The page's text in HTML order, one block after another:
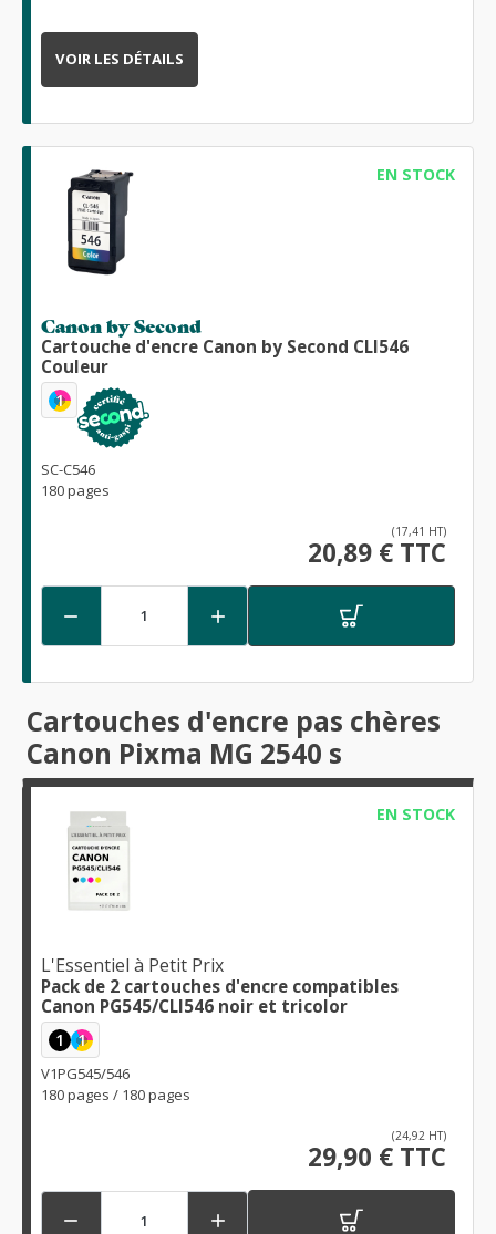
VOIR LES DÉTAILS
EN STOCK
Canon by Second
Cartouche d'encre Canon by Second CLI546
Couleur
1
SC-C546
180 pages
(17,41 HT)
20,89 € TTC
 
Cartouches d'encre pas chères
Canon Pixma MG 2540 s
EN STOCK
L'Essentiel à Petit Prix
Pack de 2 cartouches d'encre compatibles
Canon PG545/CLI546 noir et tricolor
1 1
V1PG545/546
180 pages / 180 pages
(24,92 HT)
29,90 € TTC
 